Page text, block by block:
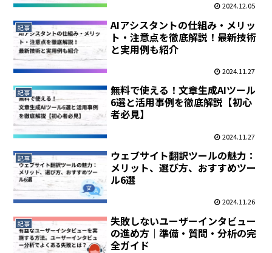
2024.12.05
記事
AIアシスタントの仕組み・メリッ
ト・注意点を徹底解説！最新技術
と実用例も紹介
2024.11.27
記事
無料で使える！文章生成AIツール
6選と活用事例を徹底解説【初心
者必見】
2024.11.27
記事
ウェブサイト翻訳ツールの魅力：
メリット、選び方、おすすめツー
ル6選
2024.11.26
記事
失敗しないユーザーインタビュー
の進め方｜準備・質問・分析の完
全ガイド